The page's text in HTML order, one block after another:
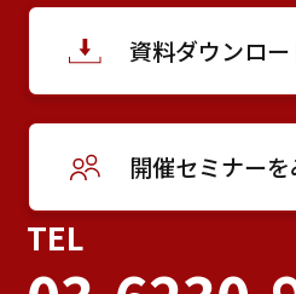
資料ダウンロー
開催セミナーを
TEL